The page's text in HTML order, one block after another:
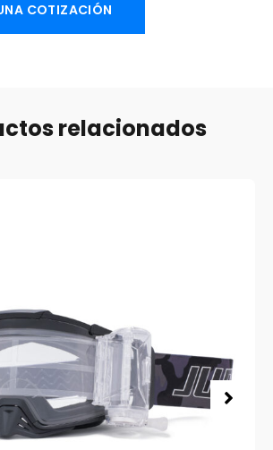
COTIZACIÓN
relacionados